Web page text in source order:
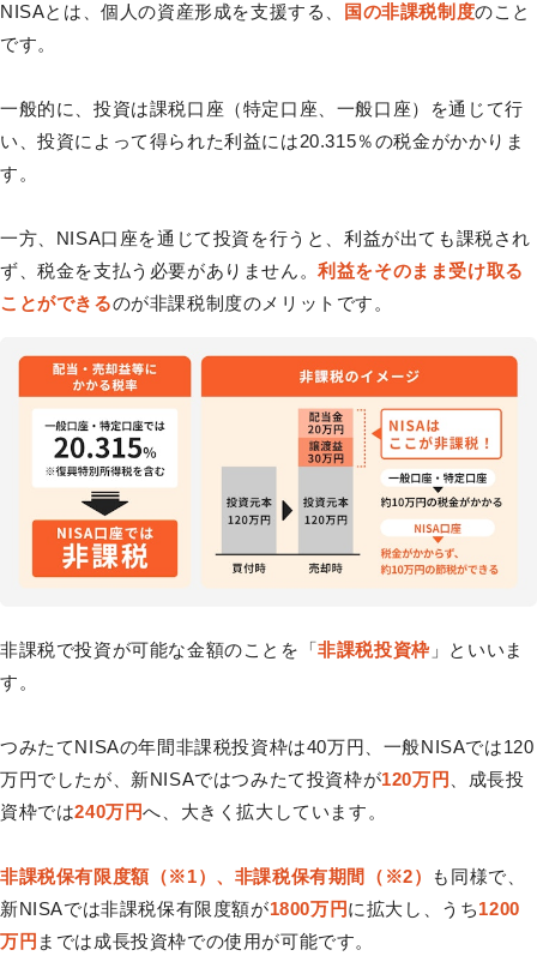
NISAとは、個人の資産形成を支援する、 国の非課税制度のこと
です。
一般的に、投資は課税口座（特定口座、一般口座）を通じて行
い、投資によって得られた利益には20.315％の税金がかかりま
す。
一方、NISA口座を通じて投資を行うと、利益が出ても課税され
ず、税金を支払う必要がありません。利益をそのまま受け取る
ことができるのが非課税制度のメリットです。
非課税で投資が可能な金額のことを「非課税投資枠」といいま
す。
つみたてNISAの年間非課税投資枠は40万円、一般NISAでは120
万円でしたが、新NISAではつみたて投資枠が120万円
、成長投
資枠では240万円へ、大きく拡大しています。
非課税保有限度額（※1）、非課税保有期間（※2）
も同様で、
新NISAでは非課税保有限度額が1800万円に拡大し、うち1200
万円 までは成長投資枠での使用が可能です。